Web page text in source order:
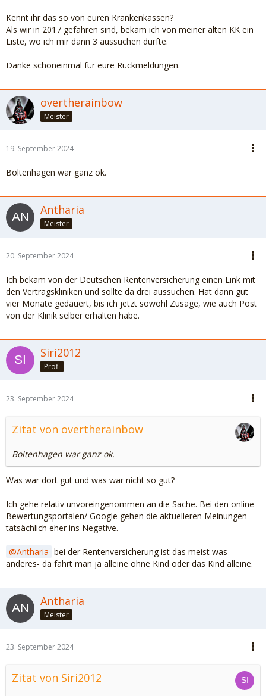
Kennt ihr das so von euren Krankenkassen?
Als wir in 2017 gefahren sind, bekam ich von meiner alten KK ein
Liste, wo ich mir dann 3 aussuchen durfte.
Danke schoneinmal für eure Rückmeldungen.
overtherainbow
Meister
19. September 2024
Boltenhagen war ganz ok.
Antharia
Meister
20. September 2024
Ich bekam von der Deutschen Rentenversicherung einen Link mit
den Vertragskliniken und sollte da drei aussuchen. Hat dann gut
vier Monate gedauert, bis ich jetzt sowohl Zusage, wie auch Post
von der Klinik selber erhalten habe.
Siri2012
Profi
23. September 2024
Zitat von overtherainbow
Boltenhagen war ganz ok.
Was war dort gut und was war nicht so gut?
Ich gehe relativ unvoreingenommen an die Sache. Bei den online
Bewertungsportalen/ Google gehen die aktuelleren Meinungen
tatsächlich eher ins Negative.
Antharia bei der Rentenversicherung ist das meist was
anderes- da fährt man ja alleine ohne Kind oder das Kind alleine.
Antharia
Meister
23. September 2024
Zitat von Siri2012